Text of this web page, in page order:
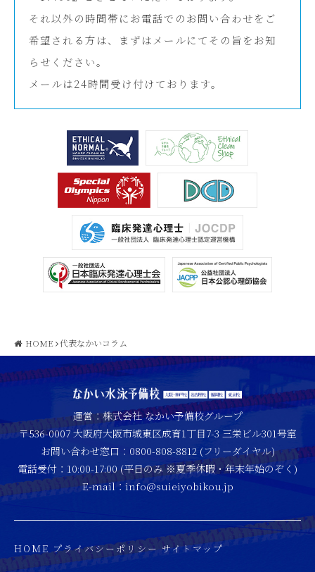
それ以外の時間帯にお電話でのお問い合わせをご
希望される方は、まずはメールにてその旨をお知
らせください。
メールは24時間受け付けております。
HOME 代表なかいコラム
運営：株式会社 なかい予備校グループ
〒536-0007 大阪府大阪市城東区成育1丁目7-3 三栄ビル301号室
お問い合わせ窓口：0800-808-8812 (フリーダイヤル)
電話受付：10:00-17:00 (平日のみ ※夏季休暇・年末年始のぞく)
E-mail：info@suieiyobikou.jp
HOME プライバシーポリシー サイトマップ